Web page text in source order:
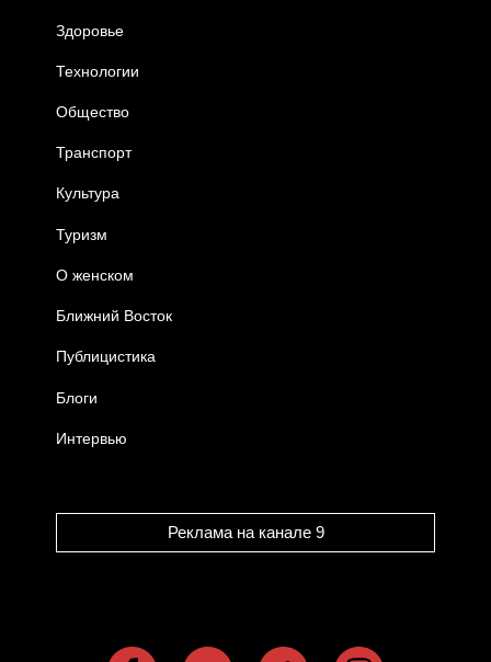
Здоровье
Технологии
Общество
Транспорт
Культура
Туризм
О женском
Ближний Восток
Публицистика
Блоги
Интервью
Реклама на канале 9